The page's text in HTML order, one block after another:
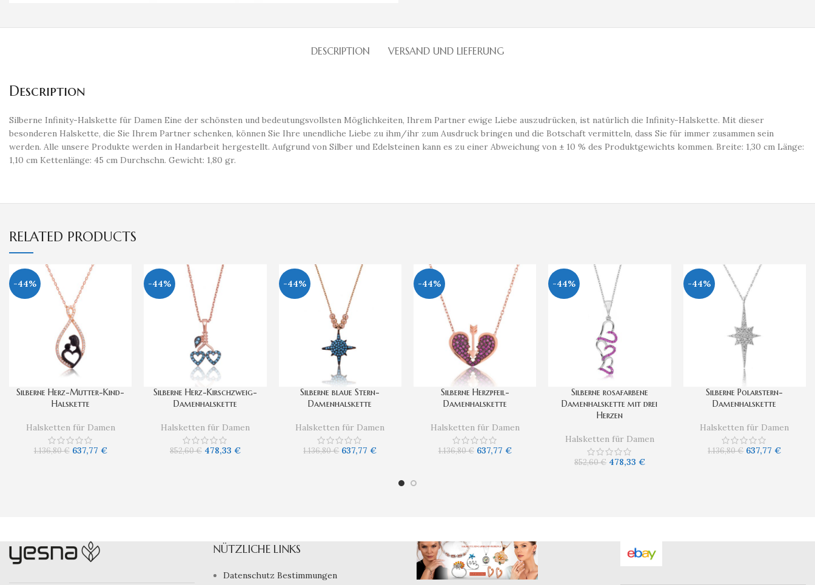
DESCRIPTION VERSAND UND LIEFERUNG
Description
Silberne Infinity-Halskette für Damen Eine der schönsten und bedeutungsvollsten Möglichkeiten, Ihrem Partner ewige Liebe auszudrücken, ist natürlich die Infinity-Halskette. Mit dieser
besonderen Halskette, die Sie Ihrem Partner schenken, können Sie Ihre unendliche Liebe zu ihm/ihr zum Ausdruck bringen und die Botschaft vermitteln, dass Sie für immer zusammen sein
werden. Alle unsere Produkte werden in Handarbeit hergestellt. Aufgrund von Silber und Edelsteinen kann es zu einer Abweichung von ± 10 % des Produktgewichts kommen. Breite: 1,30 cm Länge:
1,10 cm Kettenlänge: 45 cm Durchschn. Gewicht: 1,80 gr.
RELATED PRODUCTS
-44%
Silberne Herz-Mutter-Kind-
Halskette
Halsketten für Damen
1.136,80€ 637,77 €
-44%
Silberne Herz-Kirschzweig-
Damenhalskette
Halsketten für Damen
852,60€ 478,33 €
-44%
Silberne blaue Stern-
Damenhalskette
Halsketten für Damen
1.136,80€ 637,77€
-44%
Silberne Herzpfeil-
Damenhalskette
Halsketten für Damen
1.136,80€ 637,77 €
-44%
Silberne rosafarbene
Damenhalskette mit drei
Herzen
Halsketten für Damen
852,60€ 478,33 €
-44%
Silberne Polarstern-
Damenhalskette
Halsketten für Damen
1.136,80€ 637,77€
NÜTZLICHE LINKS
Datenschutz Bestimmungen